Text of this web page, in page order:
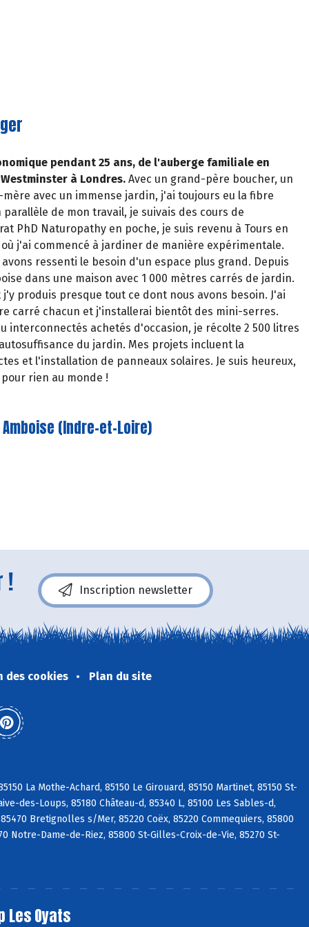
pendant 25 ans, de l'auberge familiale en
à Londres. Avec un grand-père boucher, un
avec un immense jardin, j'ai toujours eu la fibre
de mon travail, je suivais des cours de
PhD Naturopathy en poche, je suis revenu à Tours en
où j'ai commencé à jardiner de manière expérimentale.
ressenti le besoin d'un espace plus grand. Depuis
dans une maison avec 1 000 mètres carrés de jardin.
produis presque tout ce dont nous avons besoin. J'ai
carré chacun et j'installerai bientôt des mini-serres.
interconnectés achetés d'occasion, je récolte 2 500 litres
du jardin. Mes projets incluent la
et l'installation de panneaux solaires. Je suis heureux,
rien au monde !
(Indre-et-Loire)
! Inscription newsletter
des cookies Plan du site
La Mothe-Achard, 85150 Le Girouard, 85150 Martinet, 85150 St-
des-Loups, 85180 Château-d, 85340 L, 85100 Les Sables-d,
Bretignolles s/Mer, 85220 Coëx, 85220 Commequiers, 85800
Notre-Dame-de-Riez, 85800 St-Gilles-Croix-de-Vie, 85270 St-
Les Oyats